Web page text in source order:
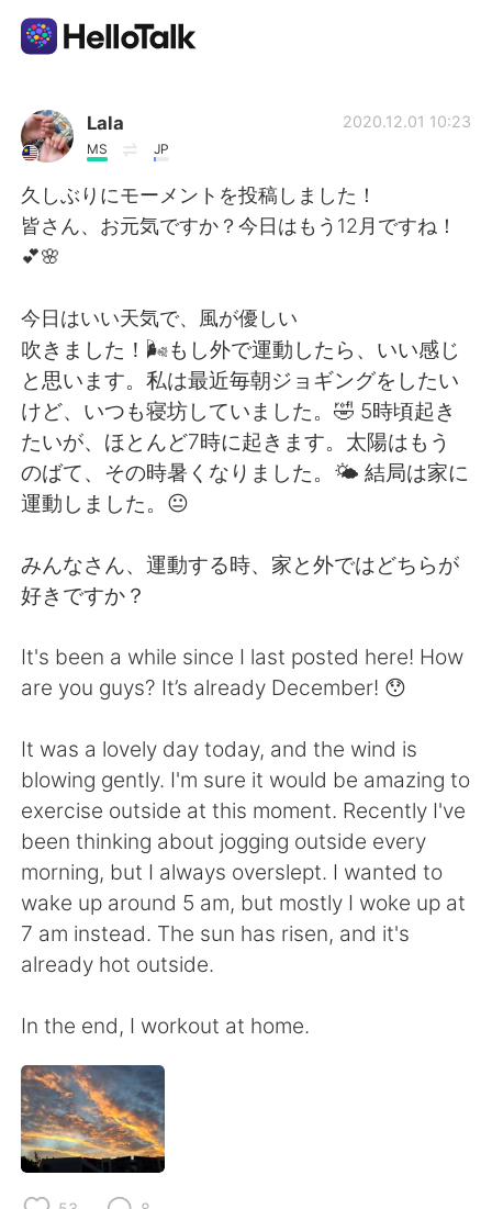
語学交換アプリ
AI Grammar Checker
日本語
English 简体中文
繁體中文 Español
العربية Français
Deutsch
Русский ไทย
Indonesia
Türkçe Tiếng Việt
Lala
MS JP
2020.12.01 10:23
久しぶりにモーメントを投稿しました！
皆さん、お元気ですか？今日はもう12月ですね！
💕🌸
今日はいい天気で、風が優しい
吹きました！🌬もし外で運動したら、いい感じ
と思います。私は最近毎朝ジョギングをしたい
けど、いつも寝坊していました。🤣 5時頃起き
たいが、ほとんど7時に起きます。太陽はもう
のばて、その時暑くなりました。🌤 結局は家に
運動しました。😐
みんなさん、運動する時、家と外ではどちらが
好きですか？
It's been a while since I last posted here! How
are you guys? It’s already December! 😯
It was a lovely day today, and the wind is
blowing gently. I'm sure it would be amazing to
exercise outside at this moment. Recently I've
been thinking about jogging outside every
morning, but I always overslept. I wanted to
wake up around 5 am, but mostly I woke up at
7 am instead. The sun has risen, and it's
already hot outside.
In the end, I workout at home.